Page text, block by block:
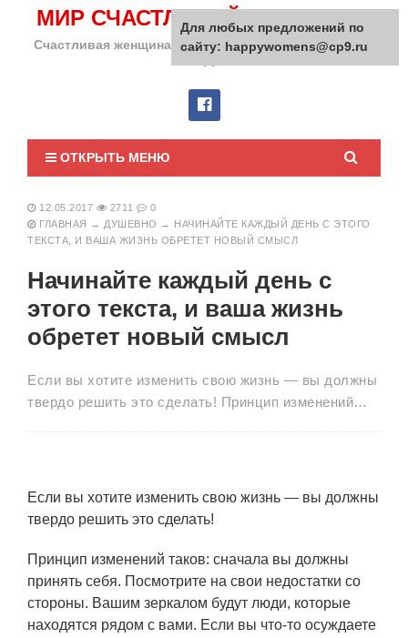
МИР СЧАСТЛИВОЙ ЖЕНЩИНЫ
Счастливая женщина сделает счастливым весь мир
ОТКРЫТЬ МЕНЮ
12.05.2017 2711
0
ГЛАВНАЯ → ДУШЕВНО → НАЧИНАЙТЕ КАЖДЫЙ ДЕНЬ С ЭТОГО
ТЕКСТА, И ВАША ЖИЗНЬ ОБРЕТЕТ НОВЫЙ СМЫСЛ
Начинайте каждый день с
этого текста, и ваша жизнь
обретет новый смысл
Если вы хотите изменить свою жизнь — вы должны
твердо решить это сделать! Принцип изменений…
Если вы хотите изменить свою жизнь — вы должны
твердо решить это сделать!
Принцип изменений таков: сначала вы должны
принять себя. Посмотрите на свои недостатки со
стороны. Вашим зеркалом будут люди, которые
находятся рядом с вами. Если вы что-то осуждаете
Для любых предложений по
сайту: happywomens@cp9.ru